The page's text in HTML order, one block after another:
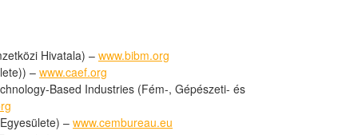
Hivatala) – www.bibm.org
– www.caef.org
Based Industries (Fém-, Gépészeti- és
– www.cembureau.eu